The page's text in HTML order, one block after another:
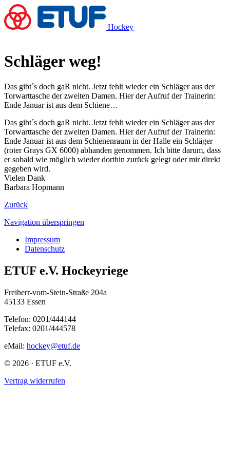
Hockey
Schläger weg!
Das gibt´s doch gaR nicht. Jetzt fehlt wieder ein Schläger aus der
Torwarttasche der zweiten Damen. Hier der Aufruf der Trainerin:
Ende Januar ist aus dem Schiene…
Das gibt´s doch gaR nicht. Jetzt fehlt wieder ein Schläger aus der
Torwarttasche der zweiten Damen. Hier der Aufruf der Trainerin:
Ende Januar ist aus dem Schienenraum in der Halle ein Schläger
(roter Grays GX 6000) abhanden genommen. Ich bitte darum, dass
er sobald wie möglich wieder dorthin zurück gelegt oder mir direkt
gegeben wird.
Vielen Dank
Barbara Hopmann
Zurück
Navigation überspringen
Impressum
Datenschutz
ETUF e.V. Hockeyriege
Freiherr-vom-Stein-Straße 204a
45133 Essen
Telefon: 0201/444144
Telefax: 0201/444578
eMail: hockey@etuf.de
© 2026 · ETUF e.V.
Vertrag widerrufen